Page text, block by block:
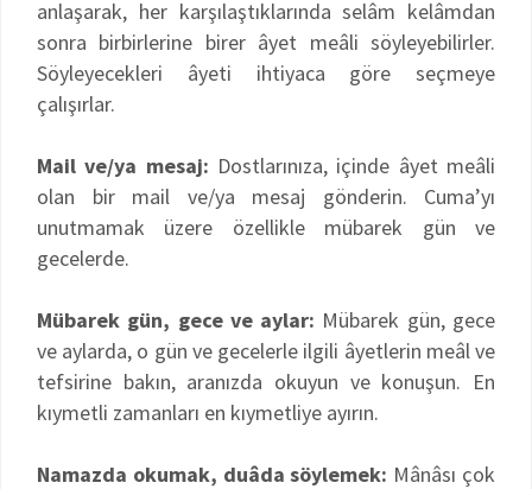
anlaşarak, her karşılaştıklarında selâm kelâmdan
sonra birbirlerine birer âyet meâli söyleyebilirler.
Söyleyecekleri âyeti ihtiyaca göre seçmeye
çalışırlar.
Mail ve/ya mesaj: Dostlarınıza, içinde âyet meâli
olan bir mail ve/ya mesaj gönderin. Cuma’yı
unutmamak üzere özellikle mübarek gün ve
gecelerde.
Mübarek gün, gece ve aylar: Mübarek gün, gece
ve aylarda, o gün ve gecelerle ilgili âyetlerin meâl ve
tefsirine bakın, aranızda okuyun ve konuşun. En
kıymetli zamanları en kıymetliye ayırın.
Namazda okumak, duâda söylemek: Mânâsı çok